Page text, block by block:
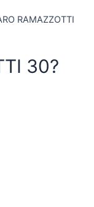
RAMAZZOTTI
30?